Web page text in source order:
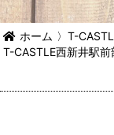
ホーム 〉T-
T-CASTLE西新井駅